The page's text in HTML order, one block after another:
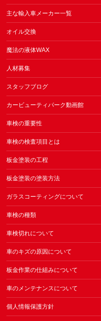
主な輸入車メーカー一覧
オイル交換
魔法の液体WAX
人材募集
スタッフブログ
カービューティパーク動画館
車検の重要性
車検の検査項目とは
板金塗装の工程
板金塗装の塗装方法
ガラスコーティングについて
車検の種類
車検切れについて
車のキズの原因について
板金作業の仕組みについて
車のメンテナンスについて
個人情報保護方針